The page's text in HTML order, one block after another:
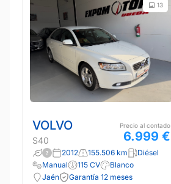
13
VOLVO
S40
Precio al contado
6.999 €
2012 155.506 km
Diésel
Manual
115 CV
Blanco
Jaén
Garantía 12 meses